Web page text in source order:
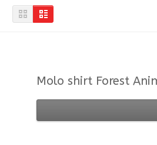
Molo shirt Forest